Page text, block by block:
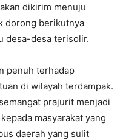
dikirim menuju
dorong berikutnya
desa-desa terisolir.
penuh terhadap
di wilayah terdampak.
prajurit menjadi
masyarakat yang
daerah yang sulit